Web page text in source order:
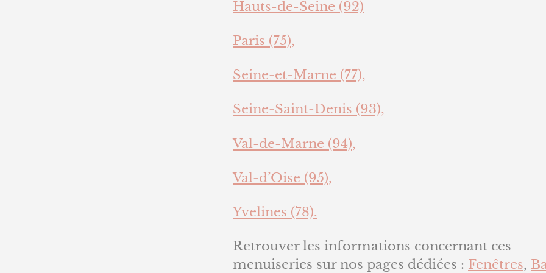
Hauts-de-Seine (92)
Paris (75),
Seine-et-Marne (77),
Seine-Saint-Denis (93),
Val-de-Marne (94),
Val-d’Oise (95),
Yvelines (78).
Retrouver les informations concernant ces
menuiseries sur nos pages dédiées : Fenêtres,